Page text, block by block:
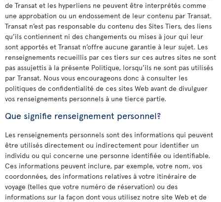
de Transat et les hyperliens ne peuvent être interprétés comme
une approbation ou un endossement de leur contenu par Transat.
Transat n’est pas responsable du contenu des Sites Tiers, des liens
qu’ils contiennent ni des changements ou mises à jour qui leur
sont apportés et Transat n’offre aucune garantie à leur sujet. Les
renseignements recueillis par ces tiers sur ces autres sites ne sont
pas assujettis à la présente Politique, lorsqu’ils ne sont pas utilisés
par Transat. Nous vous encourageons donc à consulter les
politiques de confidentialité de ces sites Web avant de divulguer
vos renseignements personnels à une tierce partie.
Que signifie renseignement personnel?
Les renseignements personnels sont des informations qui peuvent
être utilisés directement ou indirectement pour identifier un
individu ou qui concerne une personne identifiée ou identifiable.
Ces informations peuvent inclure, par exemple, votre nom, vos
coordonnées, des informations relatives à votre itinéraire de
voyage (telles que votre numéro de réservation) ou des
informations sur la façon dont vous utilisez notre site Web et de